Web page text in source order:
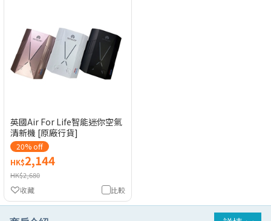
英國Air For Life智能迷你空氣
清新機 [原廠行貨]
20% off
HK$2,144
HK$2,680
比較
收藏